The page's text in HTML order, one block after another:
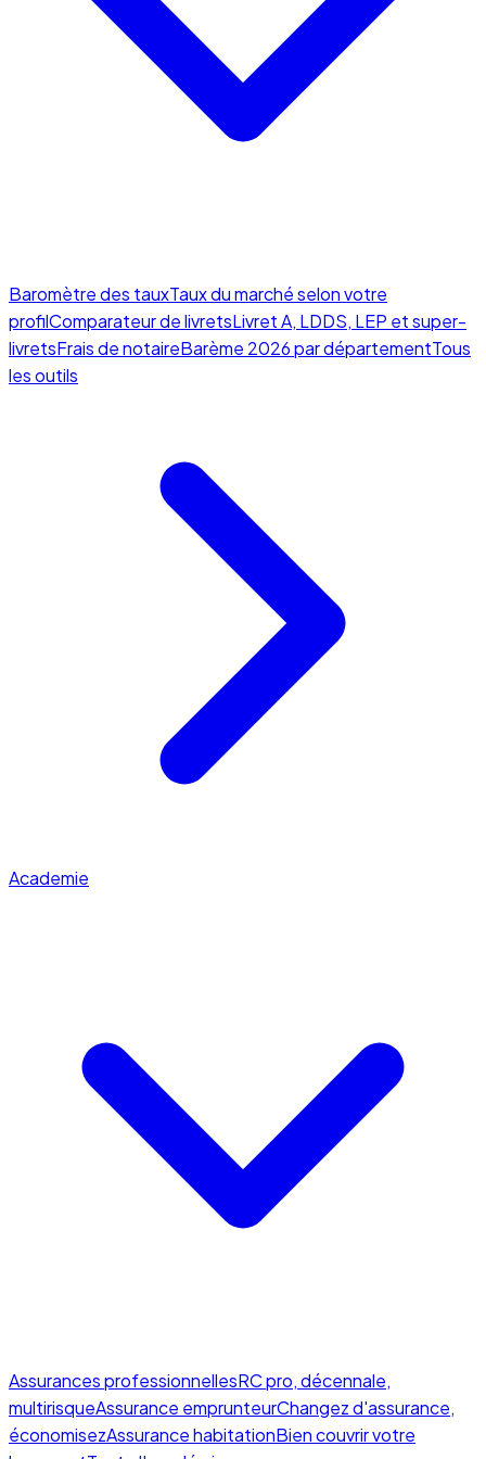
Baromètre des tauxTaux du marché selon votre
profilComparateur de livretsLivret A, LDDS, LEP et super-
livretsFrais de notaireBarème 2026 par départementTous
les outils
Academie
Assurances professionnellesRC pro, décennale,
multirisqueAssurance emprunteurChangez d'assurance,
économisezAssurance habitationBien couvrir votre